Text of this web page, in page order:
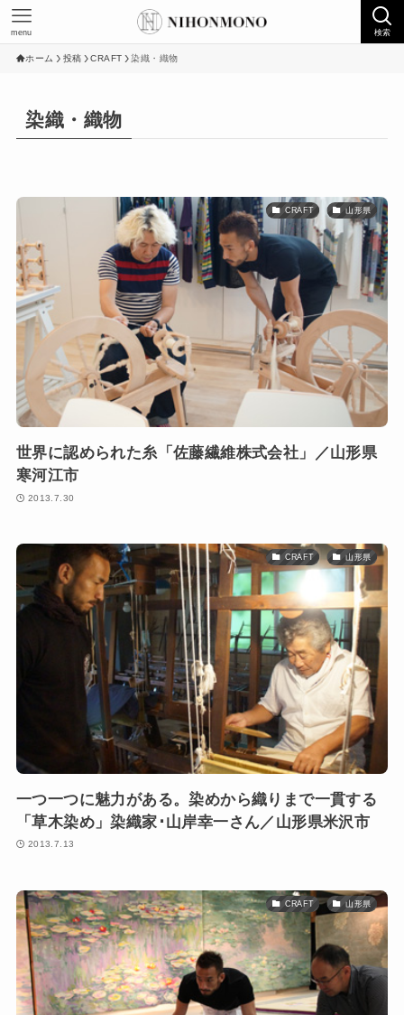
検索
menu
ホーム 投稿 CRAFT 染織・織物
染織・織物
CRAFT 山形県
世界に認められた糸「佐藤繊維株式会社」／山形県
寒河江市
2013.7.30
CRAFT 山形県
一つ一つに魅力がある。染めから織りまで一貫する
「草木染め」染織家･山岸幸一さん／山形県米沢市
2013.7.13
CRAFT 山形県